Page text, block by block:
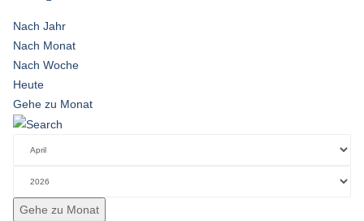
Nach Jahr
Nach Monat
Nach Woche
Heute
Gehe zu Monat
Gehe zu Monat